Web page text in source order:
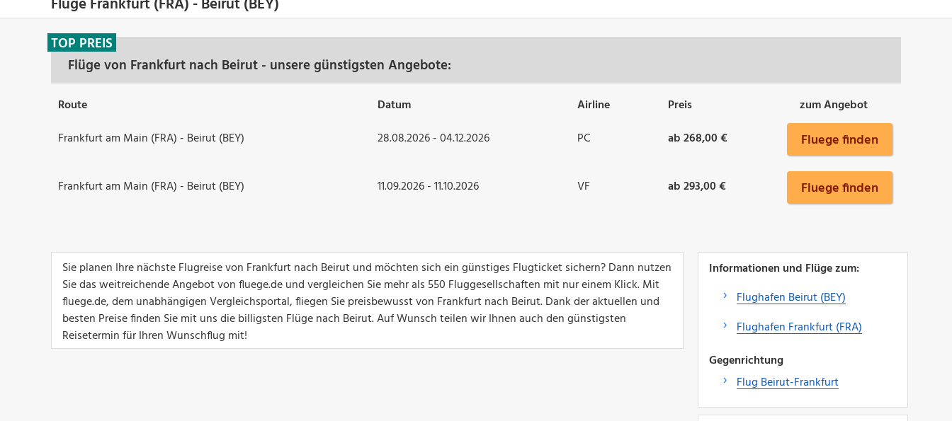
Flüge Frankfurt (FRA) - Beirut (BEY)
Flüge von Frankfurt nach Beirut - unsere günstigsten Angebote:
TOP PREIS
Route Datum Airline Preis
zum Angebot
Frankfurt am Main (FRA) - Beirut (BEY)
28.08.2026 - 04.12.2026 PC ab 268,00 € Fluege finden
Frankfurt am Main (FRA) - Beirut (BEY) 11.09.2026 - 11.10.2026 VF ab 293,00 € Fluege finden
Sie planen Ihre nächste Flugreise von Frankfurt nach Beirut und möchten sich ein günstiges Flugticket sichern? Dann nutzen
Sie das weitreichende Angebot von fluege.de und vergleichen Sie mehr als 550 Fluggesellschaften mit nur einem Klick. Mit
fluege.de, dem unabhängigen Vergleichsportal, fliegen Sie preisbewusst von Frankfurt nach Beirut. Dank der aktuellen und
besten Preise finden Sie mit uns die billigsten Flüge nach Beirut. Auf Wunsch teilen wir Ihnen auch den günstigsten
Reisetermin für Ihren Wunschflug mit!
Informationen und Flüge zum:
Flughafen Beirut (BEY)
Flughafen Frankfurt (FRA)
Gegenrichtung
Flug Beirut-Frankfurt